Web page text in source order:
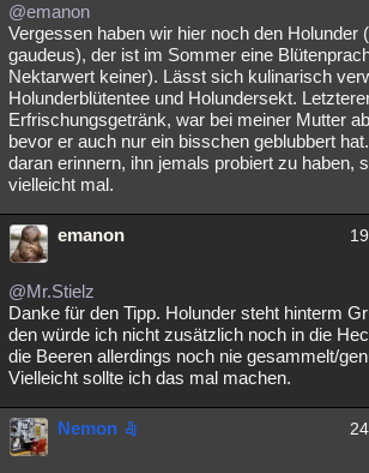
@emanon
Vergessen haben wir hier noch den Holunder
gaudeus), der ist im Sommer eine
Nektarwert keiner). Lässt sich kulinarisch
Holunderblütentee und Holundersekt.
Erfrischungsgetränk, war bei meiner Mutter
bevor er auch nur ein bisschen geblubbert
daran erinnern, ihn jemals probiert zu haben,
vielleicht mal.
emanon
@Mr.Stielz
Danke für den Tipp. Holunder steht hinterm
den würde ich nicht zusätzlich noch in die
die Beeren allerdings noch nie gesammelt/
Vielleicht sollte ich das mal machen.
Nemon